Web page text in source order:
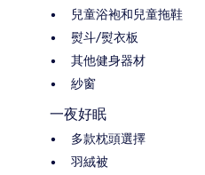
兒童浴袍和兒童拖鞋
熨斗/熨衣板
其他健身器材
紗窗
一夜好眠
多款枕頭選擇
羽絨被